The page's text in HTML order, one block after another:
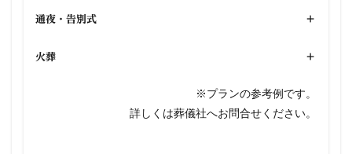
通夜・告別式 +
火葬 +
※プランの参考例です。
詳しくは葬儀社へお問合せください。